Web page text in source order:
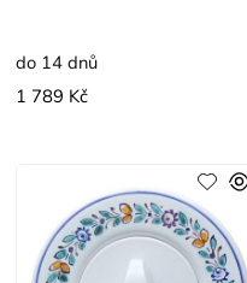
do 14 dnů
1 789 Kč